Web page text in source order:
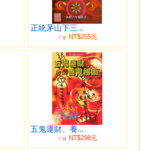
)修煉法術
正統茅山下三...
85折NT$255元
五鬼運財、養...
85折NT$298元